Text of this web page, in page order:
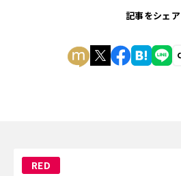
記事をシェア
RED